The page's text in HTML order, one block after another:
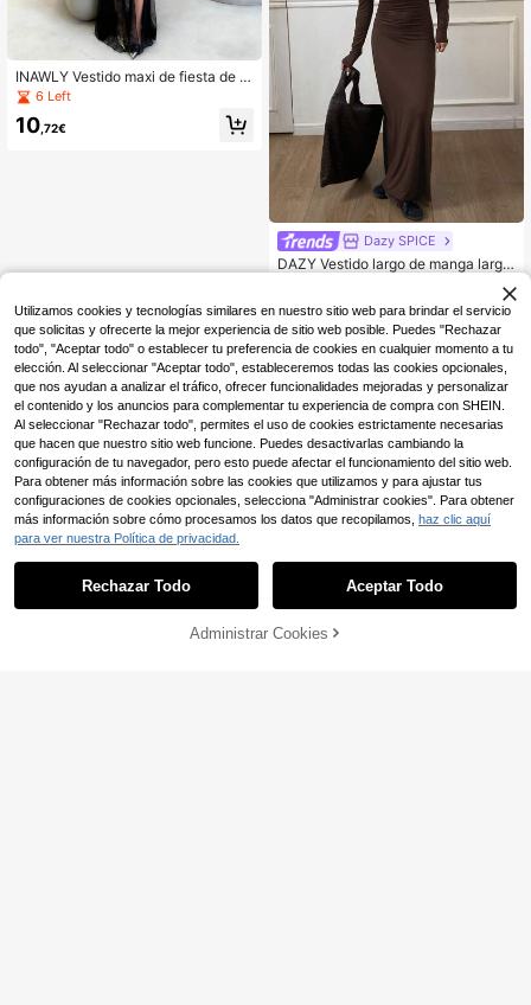
INAWLY Vestido maxi de fiesta de m
oda con contraste de encaje negro
y ajustado
6 Left
10 ,72€
Dazy SPICE
DAZY Vestido largo de manga larga
or que estiliza la figura, vestido de r
opa de otoño
AÑADIR A LA BOLSA
Utilizamos cookies y tecnologías similares en nuestro sitio web para brindar el servicio
que solicitas y ofrecerte la mejor experiencia de sitio web posible. Puedes "Rechazar
todo", "Aceptar todo" o establecer tu preferencia de cookies en cualquier momento a tu
elección. Al seleccionar "Aceptar todo", estableceremos todas las cookies opcionales,
que nos ayudan a analizar el tráfico, ofrecer funcionalidades mejoradas y personalizar
el contenido y los anuncios para complementar tu experiencia de compra con SHEIN.
Al seleccionar "Rechazar todo", permites el uso de cookies estrictamente necesarias
que hacen que nuestro sitio web funcione. Puedes desactivarlas cambiando la
configuración de tu navegador, pero esto puede afectar el funcionamiento del sitio web.
Para obtener más información sobre las cookies que utilizamos y para ajustar tus
configuraciones de cookies opcionales, selecciona "Administrar cookies". Para obtener
más información sobre cómo procesamos los datos que recopilamos, haz clic aquí
para ver nuestra Política de privacidad.
Rechazar Todo Aceptar Todo
Administrar Cookies